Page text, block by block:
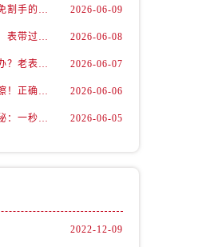
帝舵佩戴技巧：避免割手的小窍门 2026-06-09
帝舵佩戴体验升级：表带过长不再是个难题 2026-06-08
帝舵秒针掉了怎么办？老表匠私藏修复法曝光 2026-06-07
帝舵进灰别自己乱擦！正确方法看这篇 2026-06-06
帝舵日历机制大揭秘：一秒钟完成切换的秘密 2026-06-05
2022-12-09